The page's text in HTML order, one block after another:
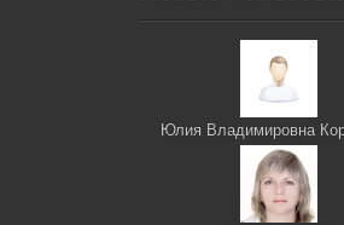
Юлия Владимировна